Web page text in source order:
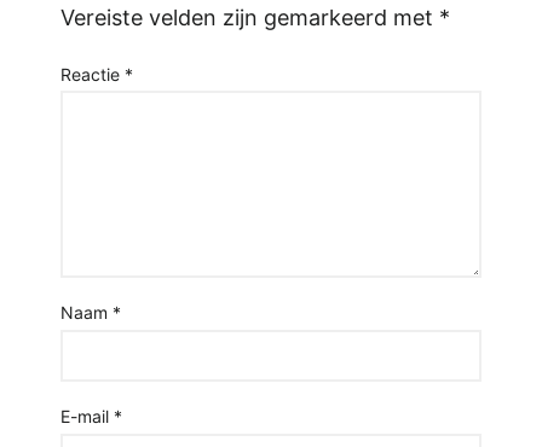
Vereiste velden zijn gemarkeerd met *
Reactie *
Naam *
E-mail *